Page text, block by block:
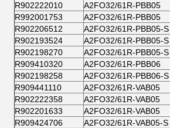
R902222010
A2FO32/61R-PBB05
R992001753
A2FO32/61R-PBB05
R902206512
A2FO32/61R-PBB05-S
R902193524
A2FO32/61R-PBB05-S
R902198270
A2FO32/61R-PBB05-S
R909410320
A2FO32/61R-PBB06
R902198258
A2FO32/61R-PBB06-S
R909441110
A2FO32/61R-VAB05
R902222358
A2FO32/61R-VAB05
R902201633
A2FO32/61R-VAB05
R909424706
A2FO32/61R-VAB05-S